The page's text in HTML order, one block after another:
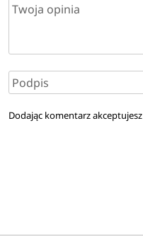
Dodając komentarz akceptujesz